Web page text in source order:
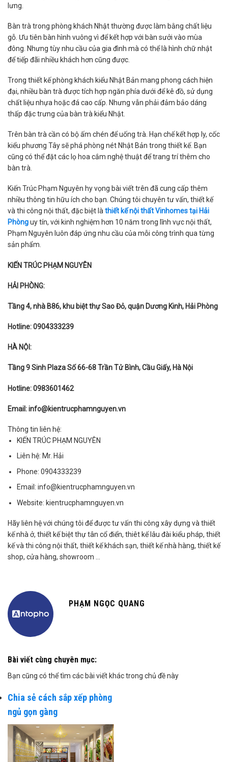
lưng.
Bàn trà trong phòng khách Nhật thường được làm bằng chất liệu
gỗ. Ưu tiên bàn hình vuông vì để kết hợp với bàn sưởi vào mùa
đông. Nhưng tùy nhu cầu của gia đình mà có thể là hình chữ nhật
để tiếp đãi nhiều khách hơn cũng được.
Trong thiết kế phòng khách kiểu Nhật Bản mang phong cách hiện
đại, nhiều bàn trà được tích hợp ngăn phía dưới để kê đồ, sử dụng
chất liệu nhựa hoặc đá cao cấp. Nhưng vẫn phải đảm bảo dáng
thấp đặc trưng của bàn trà kiểu Nhật.
Trên bàn trà cần có bộ ấm chén để uống trà. Hạn chế kết hợp ly, cốc
kiểu phương Tây sẽ phá phòng nét Nhật Bản trong thiết kế. Bạn
cũng có thể đặt các lọ hoa cắm nghệ thuật để trang trí thêm cho
bàn trà.
Kiến Trúc Phạm Nguyên hy vọng bài viết trên đã cung cấp thêm
nhiều thông tin hữu ích cho bạn. Chúng tôi chuyên tư vấn, thiết kế
và thi công nội thất, đặc biệt làthiết kế nội thất Vinhomes tại Hải
Phònguy tín, với kinh nghiệm hơn 10 năm trong lĩnh vực nội thất,
Phạm Nguyên luôn đáp ứng nhu cầu của mỗi công trình qua từng
sản phẩm.
KIẾN TRÚC PHẠM NGUYÊN
HẢI PHÒNG:
Tầng 4, nhà B86, khu biệt thự Sao Đỏ, quận Dương Kinh, Hải Phòng
Hotline: 0904333239
HÀ NỘI:
Tầng 9 Sinh Plaza Số 66-68 Trần Tử Bình, Cầu Giấy, Hà Nội
Hotline: 0983601462
Email: info@kientrucphamnguyen.vn
Thông tin liên hệ:
KIẾN TRÚC PHẠM NGUYÊN
Liên hệ: Mr. Hải
Phone: 0904333239
Email: info@kientrucphamnguyen.vn
Website: kientrucphamnguyen.vn
Hãy liên hệ với chúng tôi để được tư vấn thi công xây dựng và thiết
kế nhà ở, thiết kế biệt thự tân cổ điển, thiêt kế lâu đài kiểu pháp, thiết
kế và thi công nội thất, thiết kế khách sạn, thiết kế nhà hàng, thiết kế
shop, cửa hàng, showroom …
PHẠM NGỌC QUANG
Bài viết cùng chuyên mục:
Bạn cũng có thể tìm các bài viết khác trong chủ đề này
Chia sẻ cách sắp xếp phòng
ngủ gọn gàng